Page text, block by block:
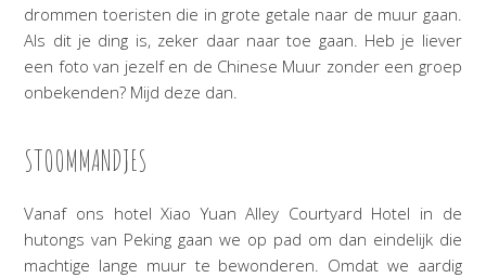
drommen toeristen die in grote getale naar de muur gaan.
Als dit je ding is, zeker daar naar toe gaan. Heb je liever
een foto van jezelf en de Chinese Muur zonder een groep
onbekenden? Mijd deze dan.
STOOMMANDJES
Vanaf ons hotel Xiao Yuan Alley Courtyard Hotel in de
hutongs van Peking gaan we op pad om dan eindelijk die
machtige lange muur te bewonderen. Omdat we aardig